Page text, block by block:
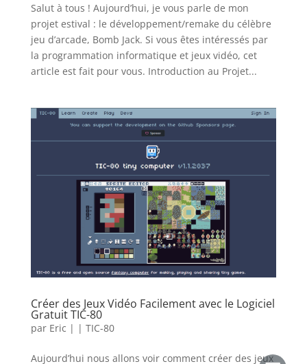
Salut à tous ! Aujourd’hui, je vous parle de mon
projet estival : le développement/remake du célèbre
jeu d’arcade, Bomb Jack. Si vous êtes intéressés par
la programmation informatique et jeux vidéo, cet
article est fait pour vous. Introduction au Projet...
Créer des Jeux Vidéo Facilement avec le Logiciel
Gratuit TIC-80
par Eric | | TIC-80
Aujourd’hui nous allons voir comment créer des jeux